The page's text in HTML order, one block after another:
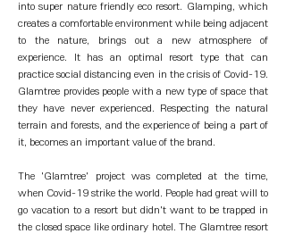
into super nature friendly eco resort. Glamping, which
creates a comfortable environment while being adjacent
to the nature, brings out a new atmosphere of
experience. It has an optimal resort type that can
practice social distancing even in the crisis of Covid-19.
Glamtree provides people with a new type of space that
they have never experienced. Respecting the natural
terrain and forests, and the experience of being a part of
it, becomes an important value of the brand.
The 'Glamtree' project was completed at the time,
when Covid-19 strike the world. People had great will to
go vacation to a resort but didn't want to be trapped in
the closed space like ordinary hotel. The Glamtree resort